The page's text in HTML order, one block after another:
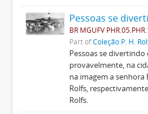
Pessoas se
BR MGUFV
Part ofColeção P. H.
Pessoas se divertindo
provavelmente, na
na imagem a senhora
Rolfs,
Rolfs.